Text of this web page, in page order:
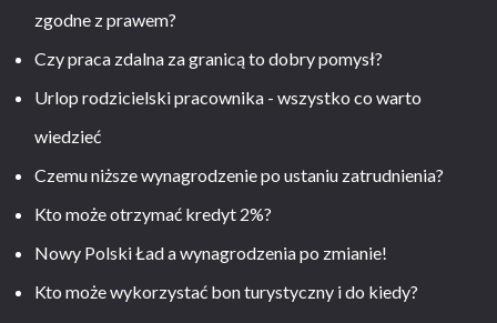
zgodne z prawem?
Czy praca zdalna za granicą to dobry pomysł?
Urlop rodzicielski pracownika - wszystko co warto
wiedzieć
Czemu niższe wynagrodzenie po ustaniu zatrudnienia?
Kto może otrzymać kredyt 2%?
Nowy Polski Ład a wynagrodzenia po zmianie!
Kto może wykorzystać bon turystyczny i do kiedy?